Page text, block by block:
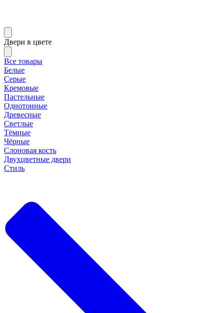
Двери в цвете
Все товары
Белые
Серые
Кремовые
Пастельные
Однотонные
Древесные
Светлые
Тёмные
Чёрные
Слоновая кость
Двухцветные двери
Стиль